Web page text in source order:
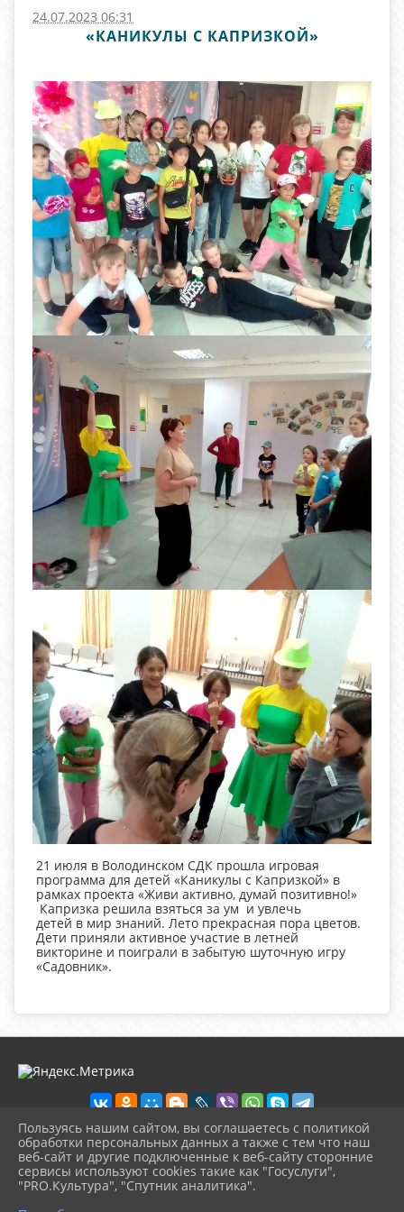
24.07.2023 06:31
«КАНИКУЛЫ С КАПРИЗКОЙ»
21 июля в Володинском СДК прошла игровая
программа для детей «Каникулы с Капризкой» в
рамках проекта «Живи активно, думай позитивно!»
Капризка решила взяться за ум и увлечь
детей в мир знаний. Лето прекрасная пора цветов.
Дети приняли активное участие в летней
викторине и поиграли в забытую шуточную игру
«Садовник».
2026 г. ckd-urg.ru
Вход
Карта сайта
Политика обработки персональных данных
Пользуясь нашим сайтом, вы соглашаетесь с политикой
обработки персональных данных а также с тем что наш
веб-сайт и другие подключенные к веб-сайту сторонние
сервисы используют cookies такие как "Госуслуги",
"PRO.Культура", "Спутник аналитика".